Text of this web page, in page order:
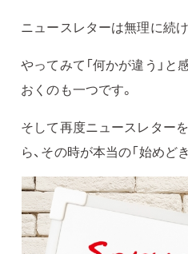
ニュースレターは無理に続
やってみて「何かが違う」と
おくのも一つです。
そして再度ニュースレター
ら、その時が本当の「始めど